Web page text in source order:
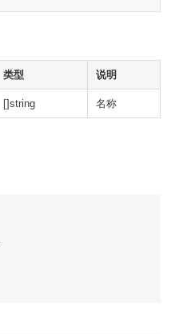
类型 说明
[]string 名称